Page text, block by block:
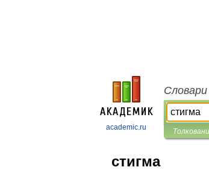
academic.ru
стигма